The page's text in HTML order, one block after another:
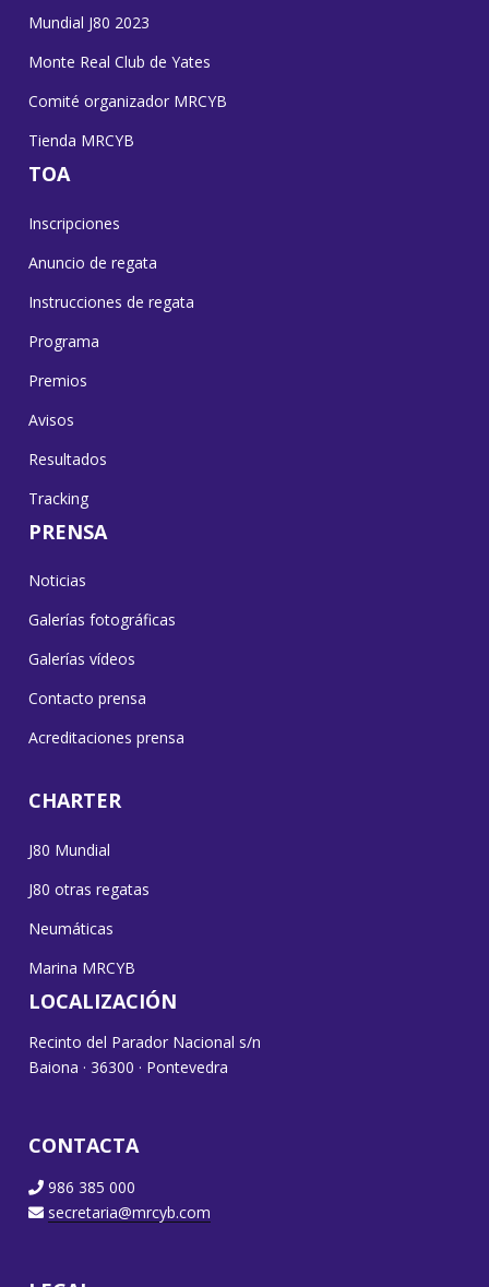
Mundial J80 2023
Monte Real Club de Yates
Comité organizador MRCYB
Tienda MRCYB
TOA
Inscripciones
Anuncio de regata
Instrucciones de regata
Programa
Premios
Avisos
Resultados
Tracking
PRENSA
Noticias
Galerías fotográficas
Galerías vídeos
Contacto prensa
Acreditaciones prensa
CHARTER
J80 Mundial
J80 otras regatas
Neumáticas
Marina MRCYB
LOCALIZACIÓN
Recinto del Parador Nacional s/n
Baiona · 36300 · Pontevedra
CONTACTA
986 385 000
secretaria@mrcyb.com